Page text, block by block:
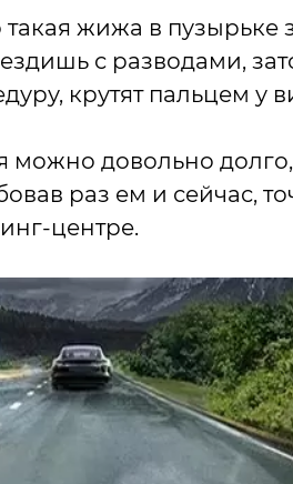
жижа в пузырьке
с разводами,
крутят пальцем у
можно довольно
раз ем и сейчас,
центре.